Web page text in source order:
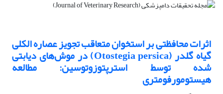
اثرات محافظتی بر استخوان متعاقب تجویز عصاره الکلی
گیاه گلدر (Otostegia persica) در موش‌های دیابتی
شده توسط استرپتوزوتوسین: مطالعه
هیستومورفومتری